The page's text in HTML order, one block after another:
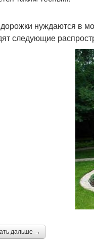
нуждаются в
следующие
дальше →